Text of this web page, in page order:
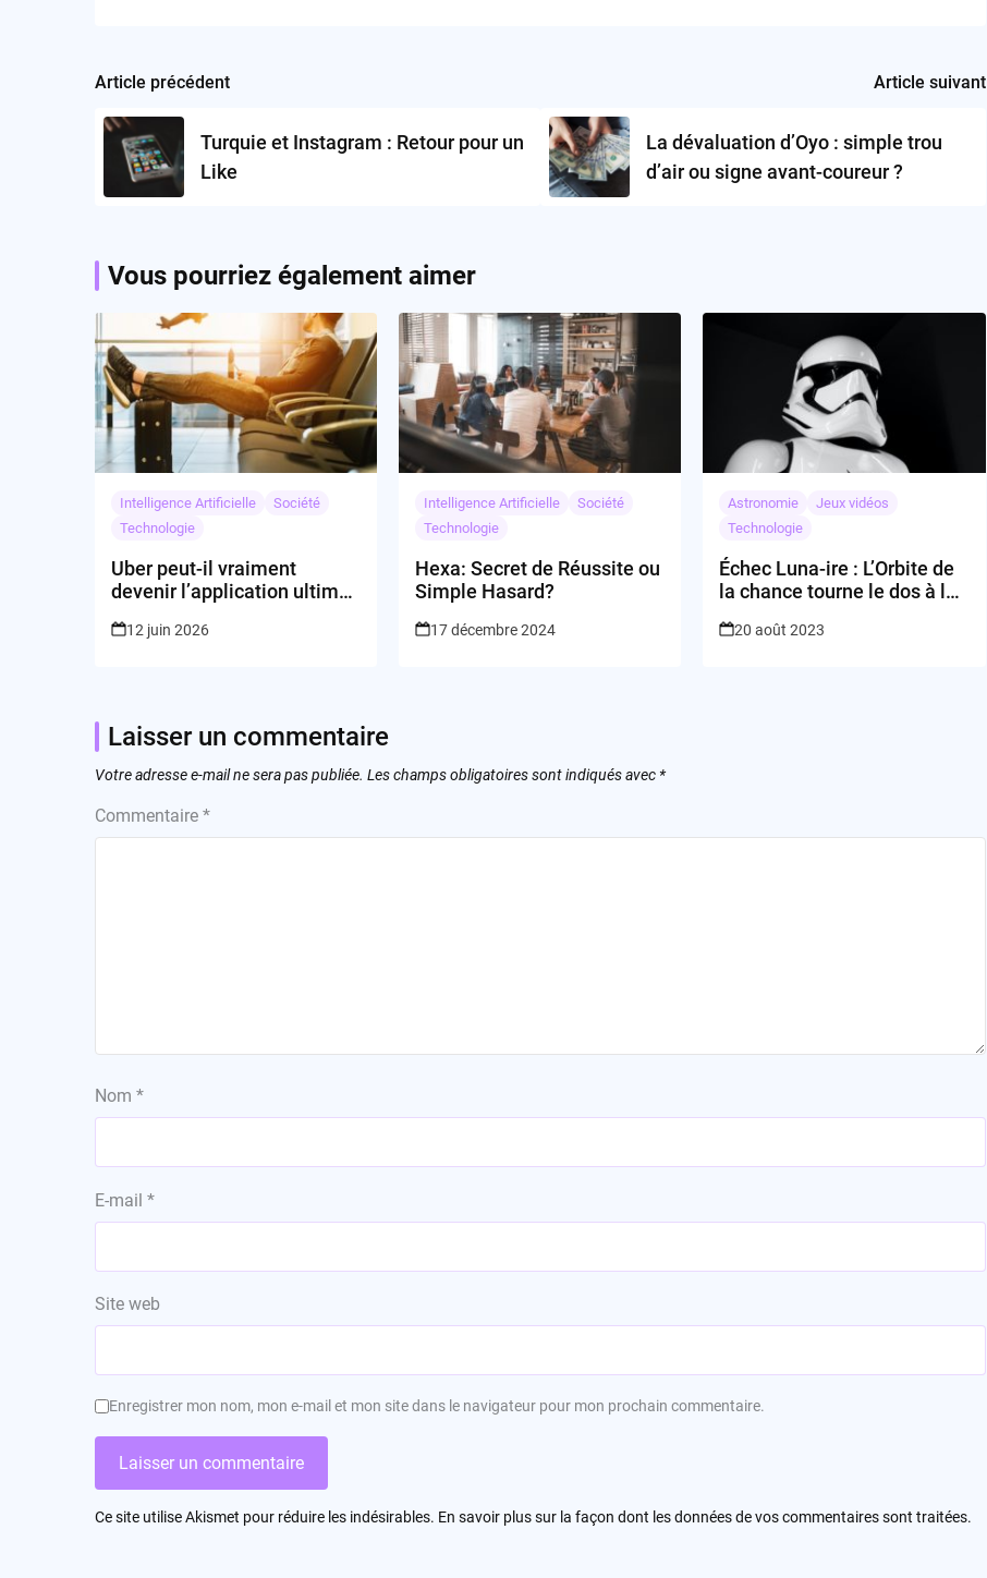
Post
navigation
Article précédent
Turquie et Instagram : Retour pour un
Like
Article suivant
La dévaluation d’Oyo : simple trou
d’air ou signe avant-coureur ?
Vous pourriez également aimer
Intelligence Artificielle
Société
Technologie
Uber peut-il vraiment
devenir l’application ultime
12 juin 2026
Intelligence Artificielle
Société
Technologie
Hexa: Secret de Réussite ou
Simple Hasard?
17 décembre 2024
Astronomie
Jeux vidéos
Technologie
Échec Luna-ire : L’Orbite de
la chance tourne le dos à la
20 août 2023
Laisser un commentaire
Votre adresse e-mail ne sera pas publiée. Les champs obligatoires sont indiqués avec *
Commentaire *
Nom *
E-mail *
Site web
Enregistrer mon nom, mon e-mail et mon site dans le navigateur pour mon prochain commentaire.
Ce site utilise Akismet pour réduire les indésirables. En savoir plus sur la façon dont les données de vos commentaires sont traitées.